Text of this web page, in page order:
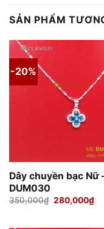
SẢN PHẨM
-20%
Dây chuyền bạc Nữ
DUM030
350,000₫ Giá
280,000₫Giá